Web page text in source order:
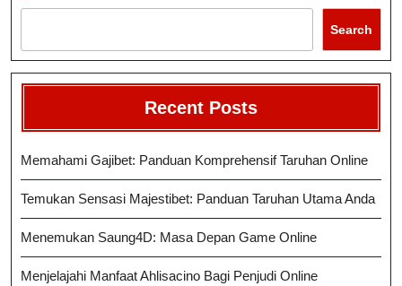
Search
Recent Posts
Memahami Gajibet: Panduan Komprehensif Taruhan Online
Temukan Sensasi Majestibet: Panduan Taruhan Utama Anda
Menemukan Saung4D: Masa Depan Game Online
Menjelajahi Manfaat Ahlisacino Bagi Penjudi Online